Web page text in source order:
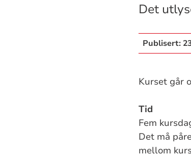
Det
Publisert:
Kurset går
Tid
Fem
Det må
mellom